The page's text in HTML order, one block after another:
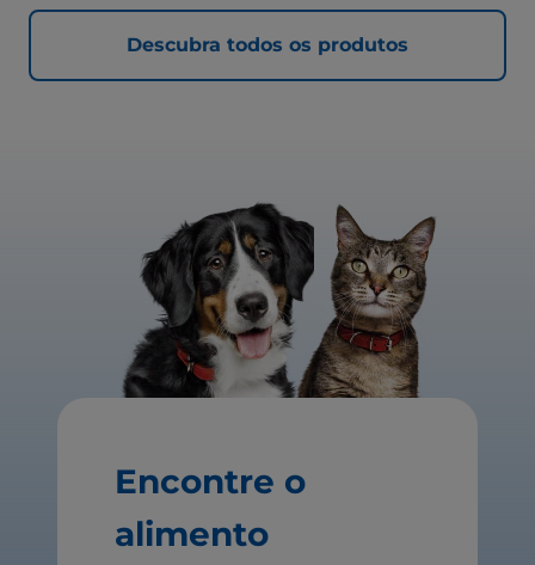
Descubra todos os produtos
Encontre o
alimento